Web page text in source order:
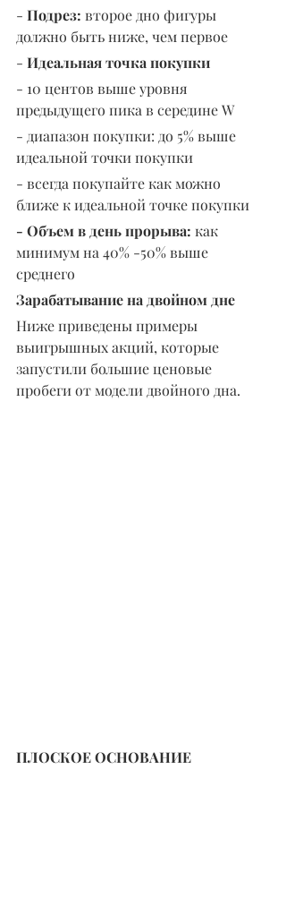
- Подрез: второе дно фигуры
должно быть ниже, чем первое
- Идеальная точка покупки
- 10 центов выше уровня
предыдущего пика в середине W
- диапазон покупки: до 5% выше
идеальной точки покупки
- всегда покупайте как можно
ближе к идеальной точке покупки
- Объем в день прорыва: как
минимум на 40% -50% выше
среднего
Зарабатывание на двойном дне
Ниже приведены примеры
выигрышных акций, которые
запустили большие ценовые
пробеги от модели двойного дна.
ПЛОСКОЕ ОСНОВАНИЕ